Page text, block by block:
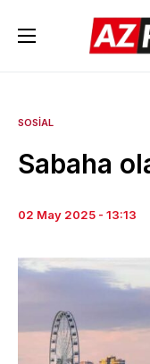
SOSIAL
Sabaha
02 May 2025 - 13:13